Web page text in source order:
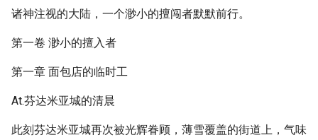
诸神注视的大陆，一个渺小的擅闯者默默前行。
第一卷 渺小的擅入者
第一章 面包店的临时工
At.芬达米亚城的清晨
此刻芬达米亚城再次被光辉眷顾，薄雪覆盖的街道上，气味